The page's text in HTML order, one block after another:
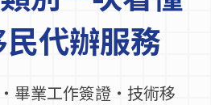
民代辦服務
畢業工作簽證・ 技術移